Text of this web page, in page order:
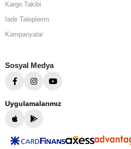
Kargo Takibi
İade Taleplerim
Kampanyalar
Sosyal Medya
Uygulamalarımız